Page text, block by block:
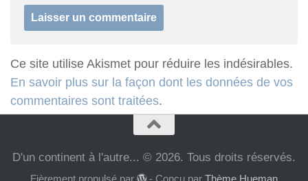
Ce site utilise Akismet pour réduire les indésirables.
En savoir plus sur la façon dont les données de vos
commentaires sont traitées.
D'un continent à l'autre... © 2026. Tous droits réservés.